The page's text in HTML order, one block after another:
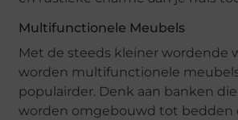
Multifunctionele Meubels
Met de steeds kleiner wordende
worden multifunctionele
populairder. Denk aan banken
worden omgebouwd tot bedden